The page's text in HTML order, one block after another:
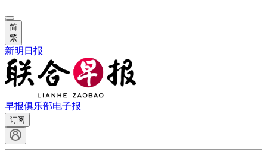
简
繁
新明日报
早报俱乐部电子报
订阅